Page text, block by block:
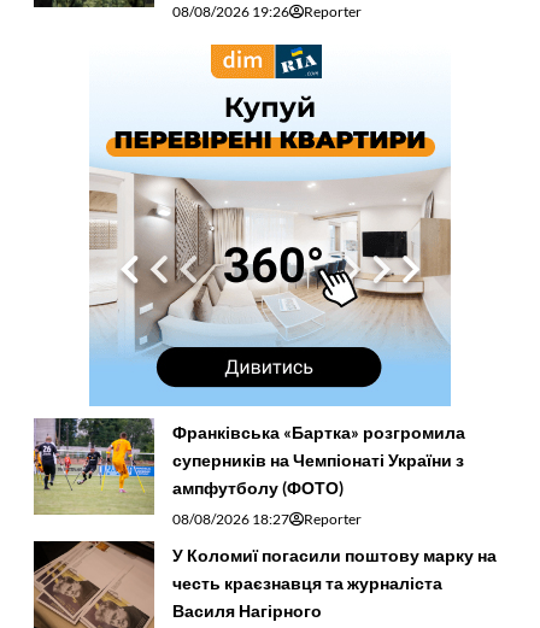
08/08/2026 19:26 Reporter
Франківська «Бартка» розгромила
суперників на Чемпіонаті України з
ампфутболу (ФОТО)
08/08/2026 18:27 Reporter
У Коломиї погасили поштову марку на
честь краєзнавця та журналіста
Василя Нагірного